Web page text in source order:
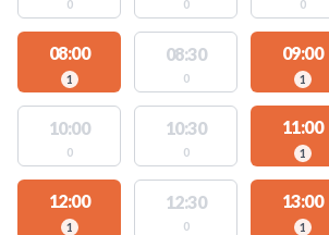
0 0 0
08:00
1
08:30
0
09:00
1
10:00
0
10:30
0
11:00
1
12:00
1
12:30
0
13:00
1